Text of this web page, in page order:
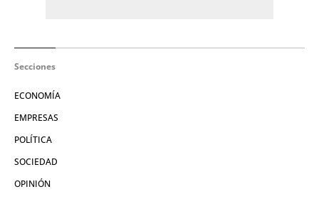
Secciones
ECONOMÍA
EMPRESAS
POLÍTICA
SOCIEDAD
OPINIÓN